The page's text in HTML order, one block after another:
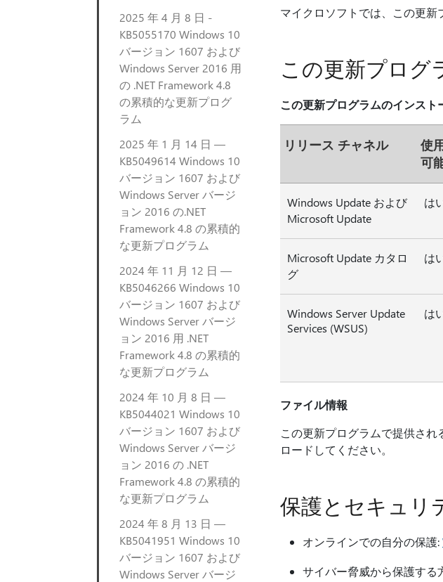
2025 年 4 月 8 日 -
KB5055170 Windows 10
バージョン 1607 および
Windows Server 2016 用
の .NET Framework 4.8
の累積的な更新プログ
ラム
2025 年 1 月 14 日 —
KB5049614 Windows 10
バージョン 1607 および
Windows Server バージ
ョン 2016 の.NET
Framework 4.8 の累積的
な更新プログラム
2024 年 11 月 12 日 —
KB5046266 Windows 10
バージョン 1607 および
Windows Server バージ
ョン 2016 用 .NET
Framework 4.8 の累積的
な更新プログラム
2024 年 10 月 8 日 —
KB5044021 Windows 10
バージョン 1607 および
Windows Server バージ
ョン 2016 の .NET
Framework 4.8 の累積的
な更新プログラム
2024 年 8 月 13 日 —
KB5041951 Windows 10
バージョン 1607 および
Windows Server バージ
マイクロソフトでは、この更新
この更新プログ
この更新プログラムのインスト
リリース チャネル
使
可
Windows Update および
Microsoft Update
は
Microsoft Update カタロ
グ
は
Windows Server Update
Services (WSUS)
は
ファイル情報
この更新プログラムで提供され
ロードしてください。
保護とセキュリ
オンラインでの自分の保護:
サイバー脅威から保護する